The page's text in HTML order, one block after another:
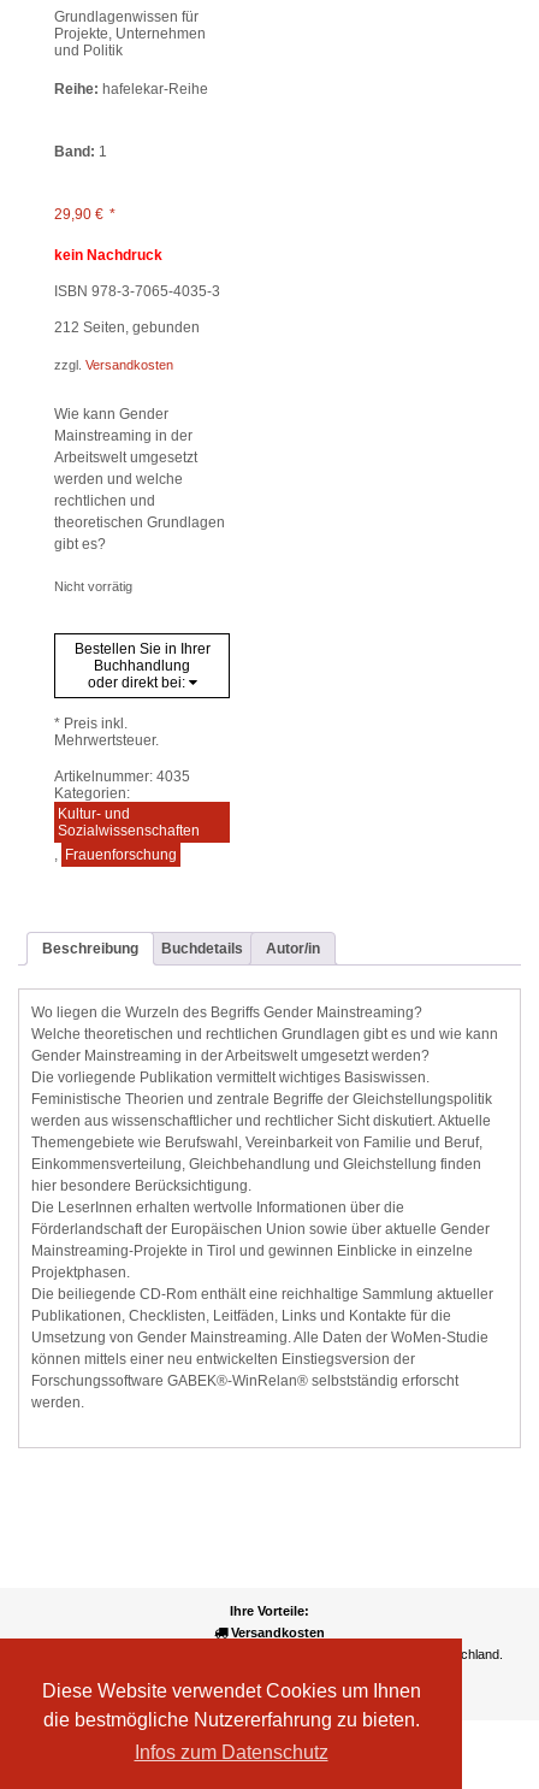
Diese Website verwendet Cookies um Ihnen
die bestmögliche Nutzererfahrung zu bieten.
Infos zum Datenschutz
Grundlagenwissen für
Projekte, Unternehmen
und Politik
Reihe: hafelekar-Reihe
Band: 1
29,90 € *
kein Nachdruck
ISBN 978-3-7065-4035-3
212 Seiten, gebunden
zzgl. Versandkosten
Wie kann Gender
Mainstreaming in der
Arbeitswelt umgesetzt
werden und welche
rechtlichen und
theoretischen Grundlagen
gibt es?
Nicht vorrätig
Bestellen Sie in Ihrer
Buchhandlung
oder direkt bei:
* Preis inkl.
Mehrwertsteuer.
Artikelnummer: 4035
Kategorien:
Kultur- und
Sozialwissenschaften
, Frauenforschung
Beschreibung Buchdetails Autor/in
Wo liegen die Wurzeln des Begriffs Gender Mainstreaming?
Welche theoretischen und rechtlichen Grundlagen gibt es und wie kann
Gender Mainstreaming in der Arbeitswelt umgesetzt werden?
Die vorliegende Publikation vermittelt wichtiges Basiswissen.
Feministische Theorien und zentrale Begriffe der Gleichstellungspolitik
werden aus wissenschaftlicher und rechtlicher Sicht diskutiert. Aktuelle
Themengebiete wie Berufswahl, Vereinbarkeit von Familie und Beruf,
Einkommensverteilung, Gleichbehandlung und Gleichstellung finden
hier besondere Berücksichtigung.
Die LeserInnen erhalten wertvolle Informationen über die
Förderlandschaft der Europäischen Union sowie über aktuelle Gender
Mainstreaming-Projekte in Tirol und gewinnen Einblicke in einzelne
Projektphasen.
Die beiliegende CD-Rom enthält eine reichhaltige Sammlung aktueller
Publikationen, Checklisten, Leitfäden, Links und Kontakte für die
Umsetzung von Gender Mainstreaming. Alle Daten der WoMen-Studie
können mittels einer neu entwickelten Einstiegsversion der
Forschungssoftware GABEK®-WinRelan® selbstständig erforscht
werden.
Ihre Vorteile:
Versandkosten
Wir liefern kostenlos ab EUR 50,- Bestellwert nach Österreich und Deutschland.
Wir akzeptieren Kreditkarte, PayPal, Sofortüberweisung